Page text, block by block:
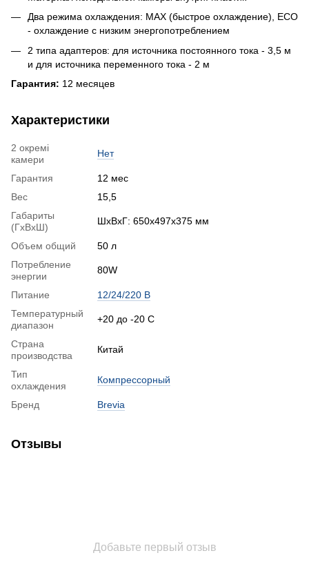
Два режима охлаждения: MAX (быстрое охлаждение), ECO
- охлаждение с низким энергопотреблением
2 типа адаптеров: для источника постоянного тока - 3,5 м
и для источника переменного тока - 2 м
Гарантия: 12 месяцев
Характеристики
2 окремі
камери
Нет
Гарантия
12 мес
Вес
15,5
Габариты
(ГхВхШ)
ШхВхГ: 650x497x375 мм
Объем общий
50 л
Потребление
энергии
80W
Питание
12/24/220 В
Температурный
диапазон
+20 до -20 С
Страна
производства
Китай
Тип
охлаждения
Компрессорный
Бренд Brevia
Отзывы
Добавьте первый отзыв